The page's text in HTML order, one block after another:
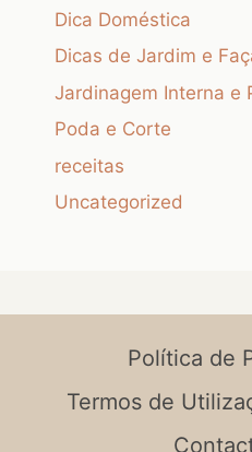
Dica Doméstica
Dicas de Jardim e
Jardinagem Interna e
Poda e Corte
receitas
Uncategorized
Política de
Termos de